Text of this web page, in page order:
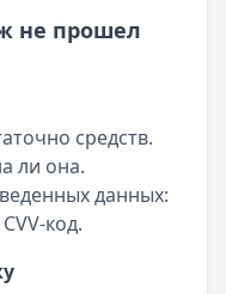
не прошел
средств.
ли она.
данных:
код.